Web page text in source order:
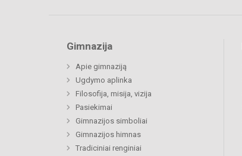
Gimnazija
Apie gimnaziją
Ugdymo aplinka
Filosofija, misija, vizija
Pasiekimai
Gimnazijos simboliai
Gimnazijos himnas
Tradiciniai renginiai